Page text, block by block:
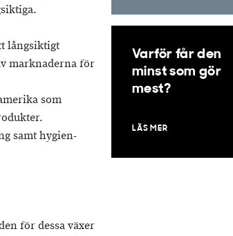
långsiktigt
marknaderna för
som
samt hygien-
för dessa växer
Varför får den
minst som gör
mest?
LÄS MER